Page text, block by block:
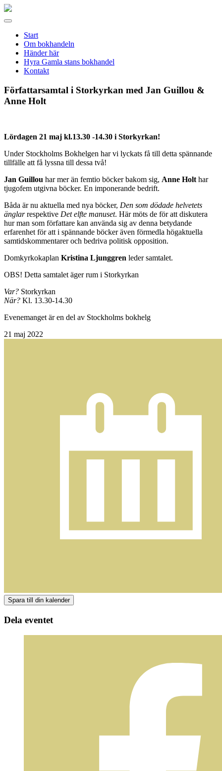
Gamla
Meny
Start
Om bokhandeln
Händer här
Hyra Gamla stans bokhandel
Kontakt
Författarsamtal i Storkyrkan med Jan Guillou &
Anne Holt
Lördagen 21 maj kl.13.30 -14.30 i Storkyrkan!
Under Stockholms Bokhelgen har vi lyckats få till detta spännande
tillfälle att få lyssna till dessa två!
Jan Guillou har mer än femtio böcker bakom sig, Anne Holthar
tjugofem utgivna böcker. En imponerande bedrift.
Båda är nu aktuella med nya böcker, Den som dödade helvetets
änglarrespektive Det elfte manuset. Här möts de för att diskutera
hur man som författare kan använda sig av denna betydande
erfarenhet för att i spännande böcker även förmedla högaktuella
samtidskommentarer och bedriva politisk opposition.
Domkyrkokaplan Kristina Ljunggren leder samtalet.
OBS! Detta samtalet äger rum i Storkyrkan
Var? Storkyrkan
När? Kl. 13.30-14.30
Evenemanget är en del av Stockholms bokhelg
21 maj 2022
Dela eventet